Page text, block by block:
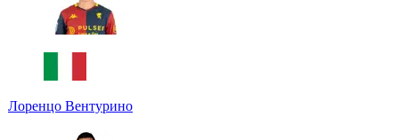
Лоренцо Вентурино